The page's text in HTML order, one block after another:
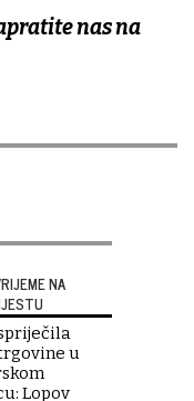
nas na
NA
u
Lopov